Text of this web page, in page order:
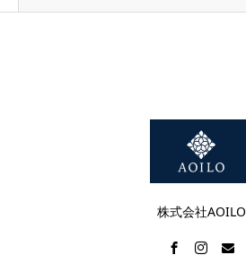
株式会社AOILO